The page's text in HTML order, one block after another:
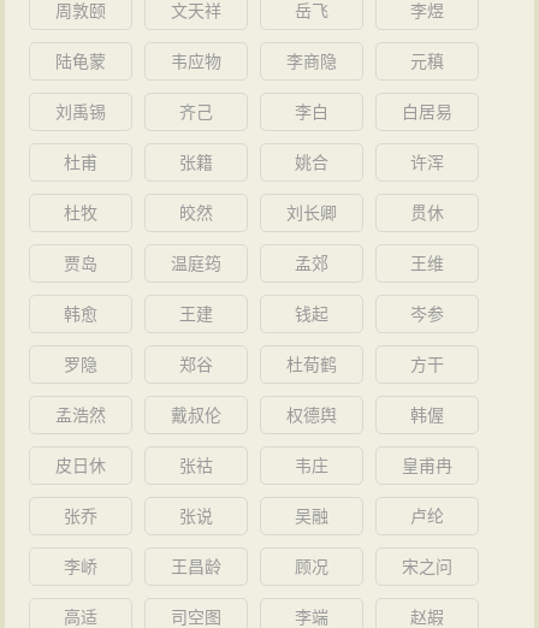
周敦颐 文天祥 岳飞 李煜
陆龟蒙 韦应物 李商隐 元稹
刘禹锡 齐己 李白 白居易
杜甫 张籍 姚合 许浑
杜牧 皎然 刘长卿 贯休
贾岛 温庭筠 孟郊 王维
韩愈 王建 钱起 岑参
罗隐 郑谷 杜荀鹤 方干
孟浩然 戴叔伦 权德舆 韩偓
皮日休 张祜 韦庄 皇甫冉
张乔 张说 吴融 卢纶
李峤 王昌龄 顾况 宋之问
高适 司空图 李端 赵嘏